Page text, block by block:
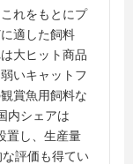
れをもとにプ
適した飼料
大ヒット商品
いキャットフ
賞魚用飼料な
内シェアは
置し、生産量
評価も得てい